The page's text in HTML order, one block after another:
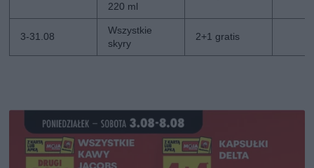
220 ml
3-31.08
Wszystkie
skyry
2+1 gratis